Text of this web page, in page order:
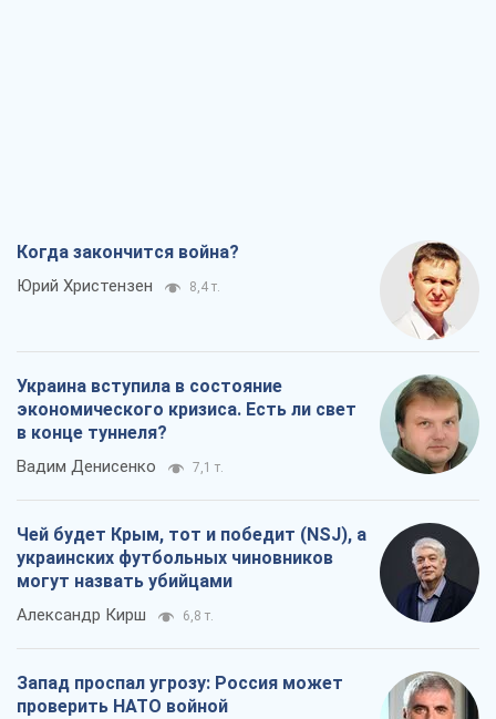
Когда закончится война?
Юрий Христензен 8,4 т.
Украина вступила в состояние
экономического кризиса. Есть ли свет
в конце туннеля?
Вадим Денисенко 7,1 т.
Чей будет Крым, тот и победит (NSJ), а
украинских футбольных чиновников
могут назвать убийцами
Александр Кирш 6,8 т.
Запад проспал угрозу: Россия может
проверить НАТО войной